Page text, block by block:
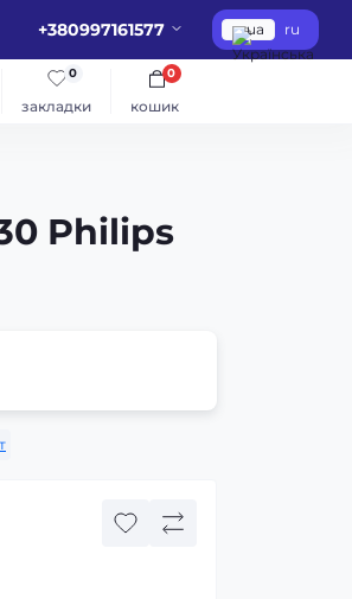
+380997161577 ua ru
закладки
0
кошик
0
Philips